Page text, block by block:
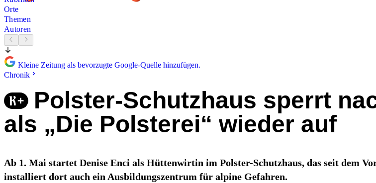
Orte
Themen
Autoren
Kleine Zeitung als bevorzugte Google-Quelle hinzufügen.
Chronik
Polster-Schutzhaus sperrt
als „Die Polsterei“ wieder auf
Ab 1. Mai startet Denise Enci als Hüttenwirtin im Polster-Schutzhaus, das seit dem
installiert dort auch ein Ausbildungszentrum für alpine Gefahren.